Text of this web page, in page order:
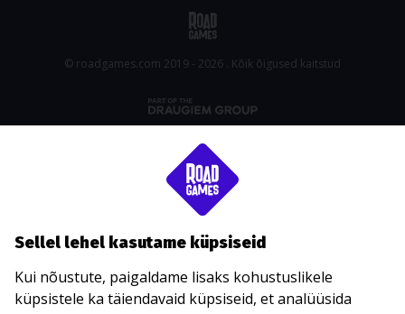
© roadgames.com 2019 - 2026 . Kõik õigused kaitstud
Sellel lehel kasutame küpsiseid
Kui nõustute, paigaldame lisaks kohustuslikele
küpsistele ka täiendavaid küpsiseid, et analüüsida